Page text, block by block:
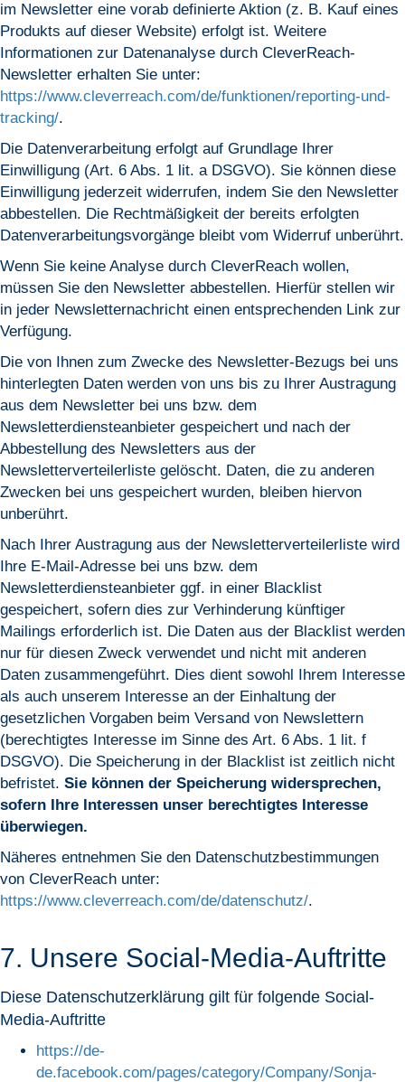
im Newsletter eine vorab definierte Aktion (z. B. Kauf eines
Produkts auf dieser Website) erfolgt ist. Weitere
Informationen zur Datenanalyse durch CleverReach-
Newsletter erhalten Sie unter:
https://www.cleverreach.com/de/funktionen/reporting-und-
tracking/.
Die Datenverarbeitung erfolgt auf Grundlage Ihrer
Einwilligung (Art. 6 Abs. 1 lit. a DSGVO). Sie können diese
Einwilligung jederzeit widerrufen, indem Sie den Newsletter
abbestellen. Die Rechtmäßigkeit der bereits erfolgten
Datenverarbeitungsvorgänge bleibt vom Widerruf unberührt.
Wenn Sie keine Analyse durch CleverReach wollen,
müssen Sie den Newsletter abbestellen. Hierfür stellen wir
in jeder Newsletternachricht einen entsprechenden Link zur
Verfügung.
Die von Ihnen zum Zwecke des Newsletter-Bezugs bei uns
hinterlegten Daten werden von uns bis zu Ihrer Austragung
aus dem Newsletter bei uns bzw. dem
Newsletterdiensteanbieter gespeichert und nach der
Abbestellung des Newsletters aus der
Newsletterverteilerliste gelöscht. Daten, die zu anderen
Zwecken bei uns gespeichert wurden, bleiben hiervon
unberührt.
Nach Ihrer Austragung aus der Newsletterverteilerliste wird
Ihre E-Mail-Adresse bei uns bzw. dem
Newsletterdiensteanbieter ggf. in einer Blacklist
gespeichert, sofern dies zur Verhinderung künftiger
Mailings erforderlich ist. Die Daten aus der Blacklist werden
nur für diesen Zweck verwendet und nicht mit anderen
Daten zusammengeführt. Dies dient sowohl Ihrem Interesse
als auch unserem Interesse an der Einhaltung der
gesetzlichen Vorgaben beim Versand von Newslettern
(berechtigtes Interesse im Sinne des Art. 6 Abs. 1 lit. f
DSGVO). Die Speicherung in der Blacklist ist zeitlich nicht
befristet. Sie können der Speicherung widersprechen,
sofern Ihre Interessen unser berechtigtes Interesse
überwiegen.
Näheres entnehmen Sie den Datenschutzbestimmungen
von CleverReach unter:
https://www.cleverreach.com/de/datenschutz/.
7. Unsere Social-Media-Auftritte
Diese Datenschutzerklärung gilt für folgende Social-
Media-Auftritte
https://de-
de.facebook.com/pages/category/Company/Sonja-